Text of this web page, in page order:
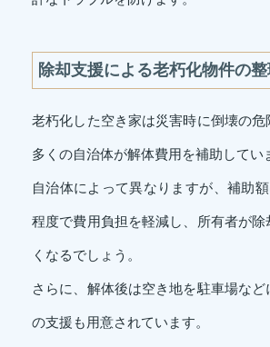
除却支援による老朽化物件の整
老朽化した空き家は災害時に倒壊の危
多くの自治体が解体費用を補助してい
自治体によって異なりますが、補助
程度で費用負担を軽減し、所有者が除
くなるでしょう。
さらに、解体後は空き地を駐車場な
の支援も用意されています。